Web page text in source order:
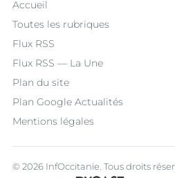
Accueil
Toutes les rubriques
Flux RSS
Flux RSS — La Une
Plan du site
Plan Google Actualités
Mentions légales
© 2026 InfOccitanie. Tous droits